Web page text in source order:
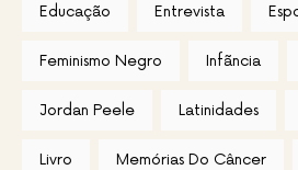
Educação Entrevista
Feminismo Negro Infãncia
Jordan Peele Latinidades
Livro Memórias Do Câncer